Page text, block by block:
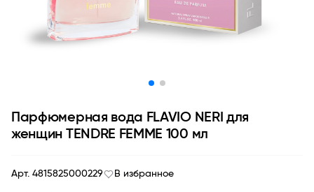
Парфюмерная вода FLAVIO NERI для
женщин TENDRE FEMME 100 мл
Арт. 4815825000229 В избранное